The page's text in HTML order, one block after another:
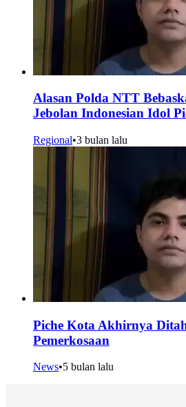
Alasan Polda NTT
Jebolan Indonesian Idol
Regional•3 bulan lalu
Piche Kota Akhirnya
Pemerkosaan
News•5 bulan lalu